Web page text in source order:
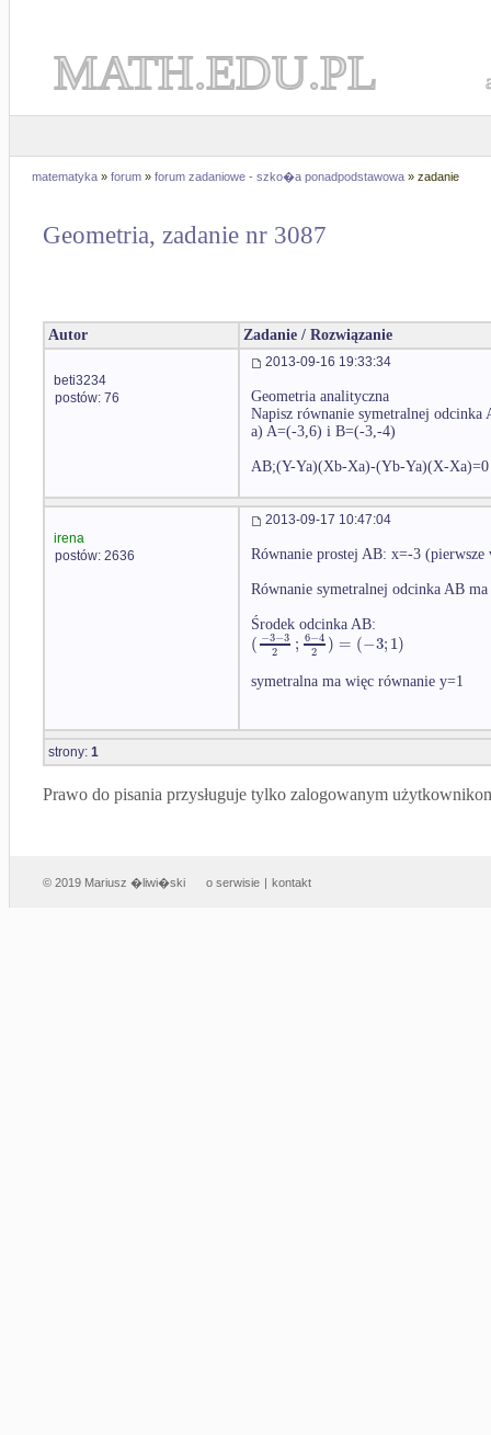
MATH.EDU.PL
matematyka » forum » forum zadaniowe - szko�a ponadpodstawowa » zadanie
Geometria, zadanie nr 3087
Autor Zadanie / Rozwiązanie
beti3234
postów: 76
2013-09-16 19:33:34
Geometria analityczna
Napisz równanie symetralnej odcinka
a) A=(-3,6) i B=(-3,-4)
AB;(Y-Ya)(Xb-Xa)-(Yb-Ya)(X-Xa)=0
irena
postów: 2636
2013-09-17 10:47:04
Równanie prostej AB: x=-3 (pierwsze
Równanie symetralnej odcinka AB
Środek odcinka AB:
( −3−3
2 ; 6−4
2 ) = (−3;1)
symetralna ma więc równanie y=1
strony: 1
Prawo do pisania przysługuje tylko zalogowanym
© 2019 Mariusz �liwi�ski o serwisie | kontakt